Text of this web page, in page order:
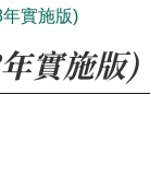
實施版)
實施版)